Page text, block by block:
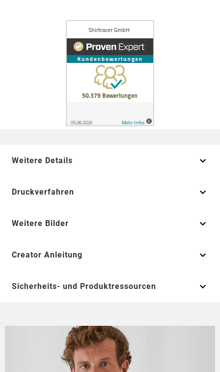
Weitere Details
Druckverfahren
Weitere Bilder
Creator Anleitung
Sicherheits- und Produktressourcen